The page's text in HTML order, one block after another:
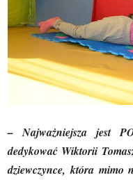
– Najważniejsza jest
dedykować Wiktorii
dziewczynce, która mimo